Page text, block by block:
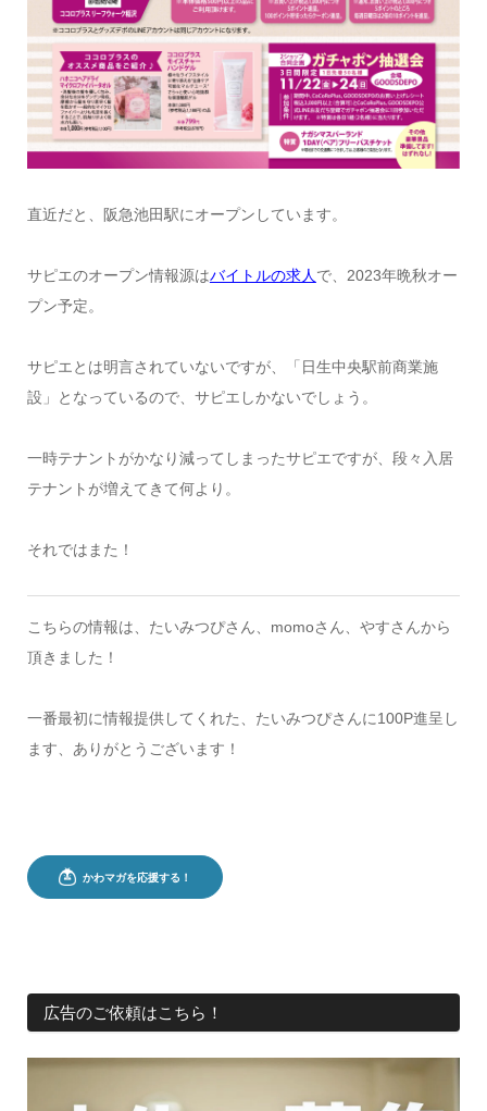
直近だと、阪急池田駅にオープンしています。
サピエのオープン情報源はバイトルの求人 で、2023年晩秋オー
プン予定。
サピエとは明言されていないですが、「日生中央駅前商業施
設」となっているので、サピエしかないでしょう。
一時テナントがかなり減ってしまったサピエですが、段々入居
テナントが増えてきて何より。
それではまた！
こちらの情報は、たいみつぴさん、momoさん、やすさんから
頂きました！
一番最初に情報提供してくれた、たいみつぴさんに100P進呈し
ます、ありがとうございます！
広告のご依頼はこちら！